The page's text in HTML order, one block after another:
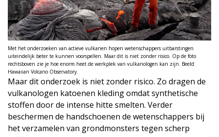
Met het onderzoeken van actieve vulkanen hopen wetenschappers uitbarstingen
uiteindelijk beter te kunnen voorspellen. Maar dit is niet zonder risico. Op de foto
rechtsboven zie je hoe enorm heet de werkplek van vulkanologen kan zijn. Beeld:
Hawaiian Volcano Observatory.
Maar dit onderzoek is niet zonder risico. Zo dragen de
vulkanologen katoenen kleding omdat synthetische
stoffen door de intense hitte smelten. Verder
beschermen de handschoenen de wetenschappers bij
het verzamelen van grondmonsters tegen scherp